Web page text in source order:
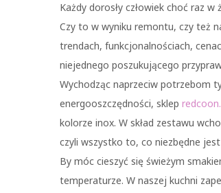
Każdy dorosły człowiek choć raz
Czy to w wyniku remontu, czy też
trendach, funkcjonalnościach,
niejednego poszukującego
Wychodząc naprzeciw potrzebom
energooszczędności, sklep
kolorze inox. W skład zestawu
czyli wszystko to, co niezbędne
By móc cieszyć się świeżym
temperaturze. W naszej kuchni